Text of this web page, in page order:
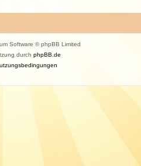
Software © phpBB Limited
durch phpBB.de